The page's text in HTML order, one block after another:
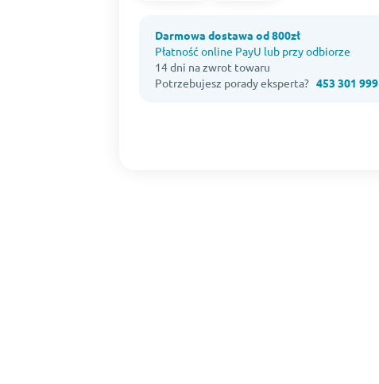
Darmowa dostawa od 800zł
Płatność online PayU lub przy odbiorze
14 dni na zwrot towaru
Potrzebujesz porady eksperta?453 301 999